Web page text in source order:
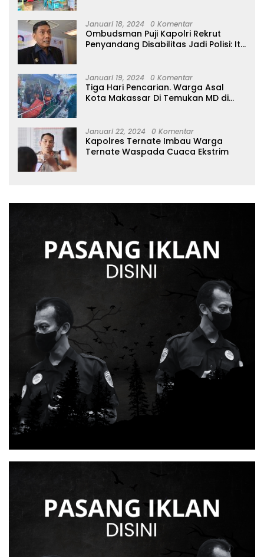
Januari 18, 2024 0 Komentar
Ombudsman Puji Kapolri Rekrut
Penyandang Disabilitas Jadi Polisi: Itu
Januari 19, 2024 0 Komentar
Tiga Hari Pencarian. Warga Asal
Kota Makassar Di Temukan MD di
Januari 22, 2024 0 Komentar
Kapolres Ternate Imbau Warga
Ternate Waspada Cuaca Ekstrim